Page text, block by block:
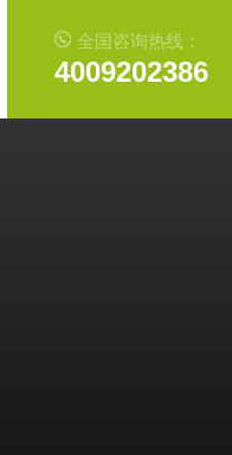
全国咨询热线：
4009202386